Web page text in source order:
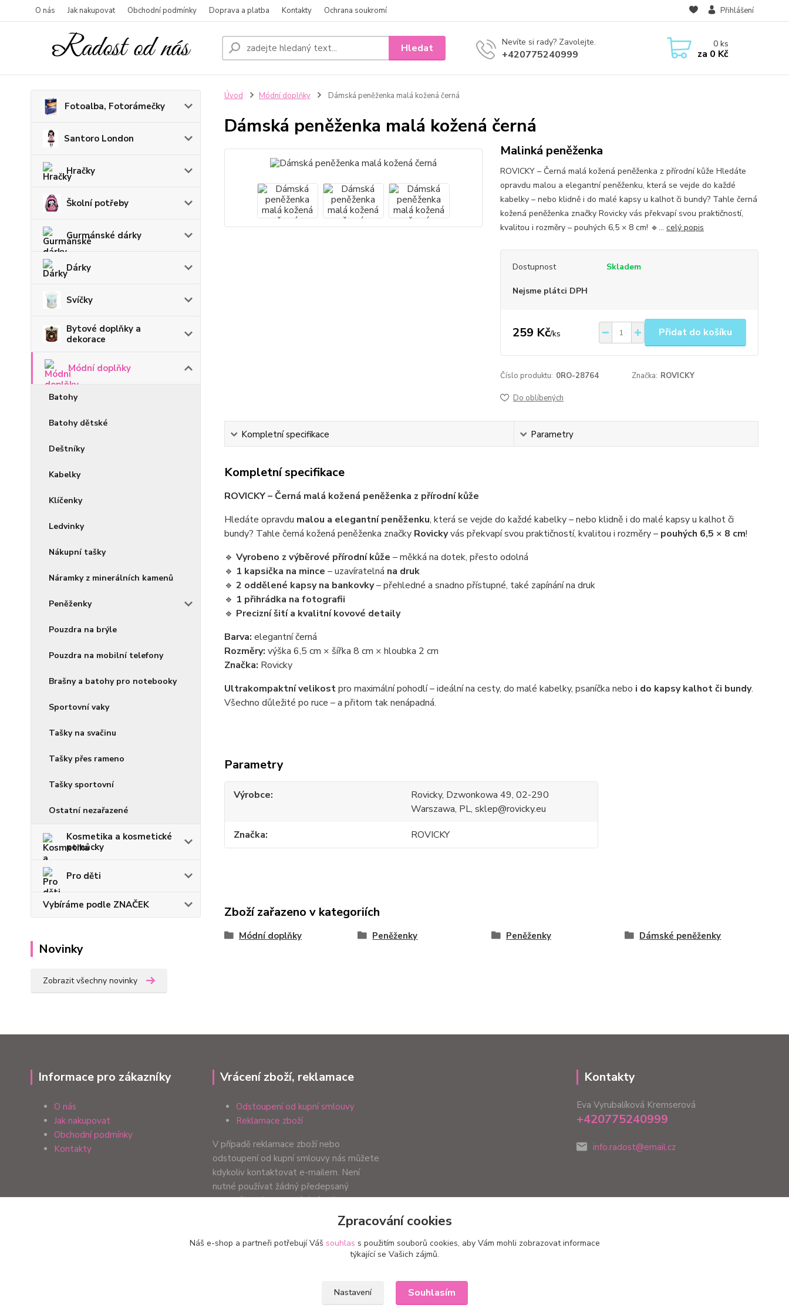
O nás Jak nakupovat Obchodní podmínky Doprava a platba Kontakty Ochrana soukromí Přihlášení
Hledat Nevíte si rady? Zavolejte.
+420775240999
0ks
za 0 Kč
Fotoalba, Fotorámečky
Santoro London
Hračky
Školní potřeby
Gurmánské dárky
Dárky
Svíčky
Bytové doplňky a
dekorace
Módní doplňky
Batohy
Batohy dětské
Deštníky
Kabelky
Klíčenky
Ledvinky
Nákupní tašky
Náramky z minerálních kamenů
Peněženky
Pouzdra na brýle
Pouzdra na mobilní telefony
Brašny a batohy pro notebooky
Sportovní vaky
Tašky na svačinu
Tašky přes rameno
Tašky sportovní
Ostatní nezařazené
Kosmetika a kosmetické
pomůcky
Pro děti
Vybíráme podle ZNAČEK
Novinky
Zobrazit všechny novinky
Úvod Módní doplňky Dámská peněženka malá kožená černá
Dámská peněženka malá kožená černá
Malinká peněženka
ROVICKY – Černá malá kožená peněženka z přírodní kůže Hledáte
opravdu malou a elegantní peněženku, která se vejde do každé
kabelky – nebo klidně i do malé kapsy u kalhot či bundy? Tahle černá
kožená peněženka značky Rovicky vás překvapí svou praktičností,
kvalitou i rozměry – pouhých 6,5 × 8 cm! 🔹... celý popis
Dostupnost Skladem
Nejsme plátci DPH
259 Kč/ks Přidat do košíku
Číslo produktu: 0RO-28764 Značka: ROVICKY
Do oblíbených
Kompletní specifikace Parametry
Kompletní specifikace
ROVICKY – Černá malá kožená peněženka z přírodní kůže
Hledáte opravdu malou a elegantní peněženku, která se vejde do každé kabelky – nebo klidně i do malé kapsy u kalhot či
bundy? Tahle černá kožená peněženka značky Rovickyvás překvapí svou praktičností, kvalitou i rozměry – pouhých 6,5 × 8 cm!
🔹 Vyrobeno z výběrové přírodní kůže – měkká na dotek, přesto odolná
🔹 1 kapsička na mince – uzavíratelná na druk
🔹 2 oddělené kapsy na bankovky– přehledné a snadno přístupné, také zapínání na druk
🔹 1 přihrádka na fotografii
🔹 Precizní šití a kvalitní kovové detaily
Barva: elegantní černá
Rozměry: výška 6,5 cm × šířka 8 cm × hloubka 2 cm
Značka: Rovicky
Ultrakompaktní velikostpro maximální pohodlí – ideální na cesty, do malé kabelky, psaníčka nebo i do kapsy kalhot či bundy.
Všechno důležité po ruce – a přitom tak nenápadná.
Parametry
Výrobce
Rovicky, Dzwonkowa 49, 02-290
Warszawa, PL, sklep@rovicky.eu
Značka
ROVICKY
Zboží zařazeno v kategoriích
Módní doplňky Peněženky Peněženky Dámské peněženky
Informace pro zákazníky
O nás
Jak nakupovat
Obchodní podmínky
Kontakty
Vrácení zboží, reklamace
Odstoupení od kupní smlouvy
Reklamace zboží
V případě reklamace zboží nebo
odstoupení od kupní smlouvy nás můžete
kdykoliv kontaktovat e-mailem. Není
nutné používat žádný předepsaný
formulář. Způsob podání záleží pouze na
Kontakty
Eva Vyrubalíková Kremserová
+420775240999
info.radost@email.cz
Upravit sběr cookies.
Zpracování cookies
Náš e-shop a partneři potřebují Váš souhlas s použitím souborů cookies, aby Vám mohli zobrazovat informace
týkající se Vašich zájmů.
Nastavení Souhlasím